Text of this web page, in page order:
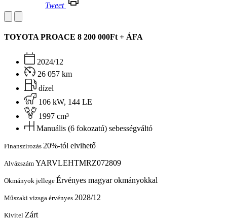
Tweet
TOYOTA PROACE 8 200 000Ft + ÁFA
2024/12
26 057 km
dízel
106 kW, 144 LE
1997 cm³
Manuális (6 fokozatú) sebességváltó
Finanszírozás 20%-tól elvihető
Alvázszám YARVLEHTMRZ072809
Okmányok jellege Érvényes magyar okmányokkal
Műszaki vizsga érvényes 2028/12
Kivitel Zárt